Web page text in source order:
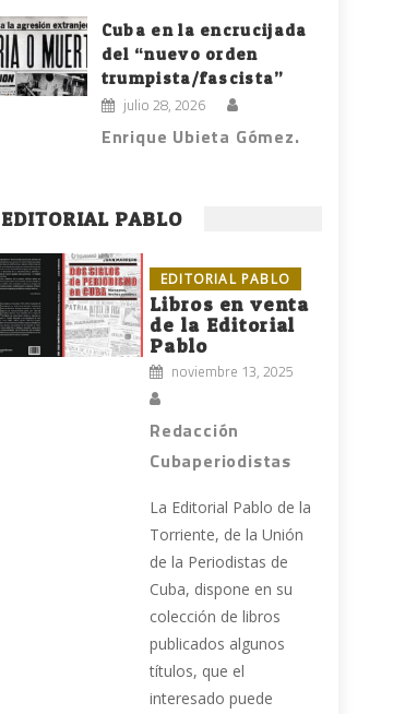
Cuba en la encrucijada
del “nuevo orden
trumpista/fascista”
julio 28, 2026
Enrique Ubieta Gómez.
EDITORIAL PABLO
EDITORIAL PABLO
Libros en venta
de la Editorial
Pablo
noviembre 13, 2025
Redacción
Cubaperiodistas
La Editorial Pablo de la
Torriente, de la Unión
de la Periodistas de
Cuba, dispone en su
colección de libros
publicados algunos
títulos, que el
interesado puede